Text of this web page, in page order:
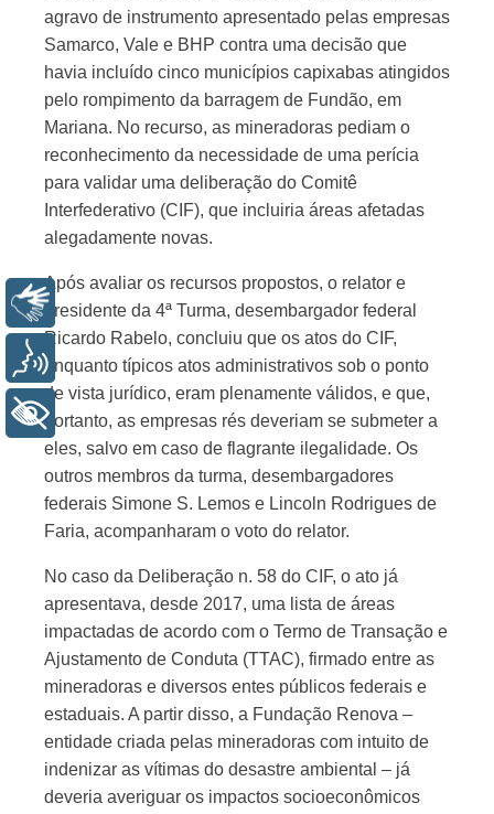
agravo de instrumento apresentado pelas empresas
Samarco, Vale e BHP contra uma decisão que
havia incluído cinco municípios capixabas atingidos
pelo rompimento da barragem de Fundão, em
Mariana. No recurso, as mineradoras pediam o
reconhecimento da necessidade de uma perícia
para validar uma deliberação do Comitê
Interfederativo (CIF), que incluiria áreas afetadas
alegadamente novas.
Após avaliar os recursos propostos, o relator e
presidente da 4ª Turma, desembargador federal
Ricardo Rabelo, concluiu que os atos do CIF,
enquanto típicos atos administrativos sob o ponto
de vista jurídico, eram plenamente válidos, e que,
portanto, as empresas rés deveriam se submeter a
eles, salvo em caso de flagrante ilegalidade. Os
outros membros da turma, desembargadores
federais Simone S. Lemos e Lincoln Rodrigues de
Faria, acompanharam o voto do relator.
No caso da Deliberação n. 58 do CIF, o ato já
apresentava, desde 2017, uma lista de áreas
impactadas de acordo com o Termo de Transação e
Ajustamento de Conduta (TTAC), firmado entre as
mineradoras e diversos entes públicos federais e
estaduais. A partir disso, a Fundação Renova ‒
entidade criada pelas mineradoras com intuito de
indenizar as vítimas do desastre ambiental ‒ já
deveria averiguar os impactos socioeconômicos
Libras
Voz
+ Acessibilidade